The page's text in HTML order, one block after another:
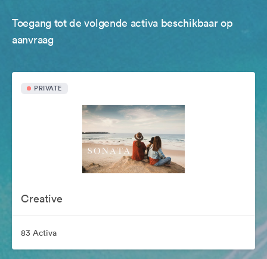
Toegang tot de volgende activa beschikbaar op
aanvraag
PRIVATE
Creative
83 Activa